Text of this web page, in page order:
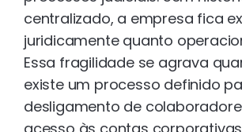
centralizado, a empresa fica
juridicamente quanto
Essa fragilidade se agrava
existe um processo definido
desligamento de